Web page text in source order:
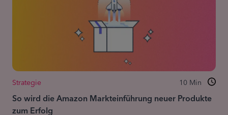
Strategie 10 Min
So wird die Amazon Markteinführung neuer Produkte
zum Erfolg